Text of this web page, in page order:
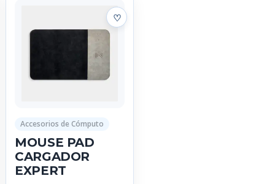
Accesorios de Cómputo
MOUSE PAD
CARGADOR
EXPERT